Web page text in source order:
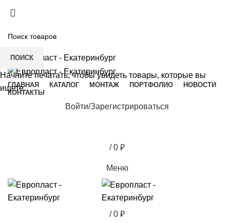
ГЛАВНАЯ КАТАЛОГ МОНТАЖ ПОРТФОЛИО
НОВОСТИ
КОНТАКТЫ
Войти/Зарегистрироваться
/ 0 ₽
Меню
/ 0 ₽
ПОИСК
Начните печатать, чтобы увидеть товары, которые вы
ищете.